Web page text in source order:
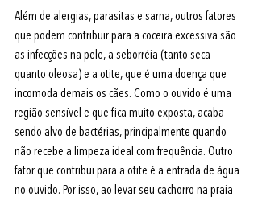
Além de alergias, parasitas e sarna, outros fatores
que podem contribuir para a coceira excessiva são
as infecções na pele, a seborréia (tanto seca
quanto oleosa) e a otite, que é uma doença que
incomoda demais os cães. Como o ouvido é uma
região sensível e que fica muito exposta, acaba
sendo alvo de bactérias, principalmente quando
não recebe a limpeza ideal com frequência. Outro
fator que contribui para a otite é a entrada de água
no ouvido. Por isso, ao levar seu cachorro na praia